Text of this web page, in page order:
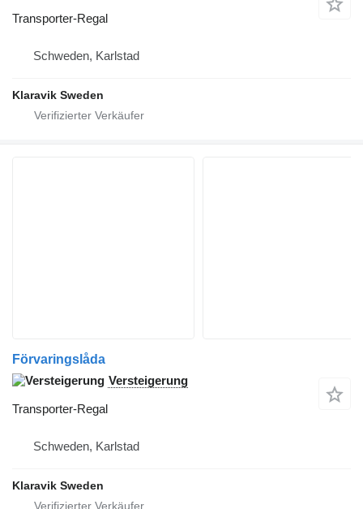
Transporter-Regal
Schweden, Karlstad
Klaravik Sweden
Förvaringslåda
Versteigerung
Transporter-Regal
Schweden, Karlstad
Klaravik Sweden